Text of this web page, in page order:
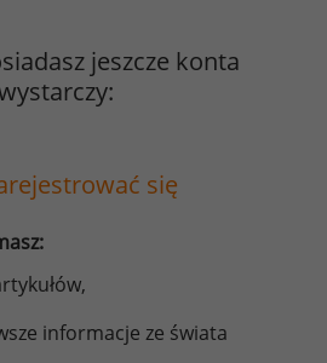
jeszcze konta
się
informacje ze świata